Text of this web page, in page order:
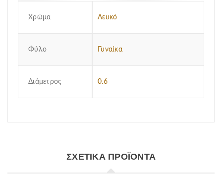
Χρώμα Λευκό
Φύλο Γυναίκα
Διάμετρος 0.6
ΣΧΕΤΙΚΆ ΠΡΟΪΌΝΤΑ